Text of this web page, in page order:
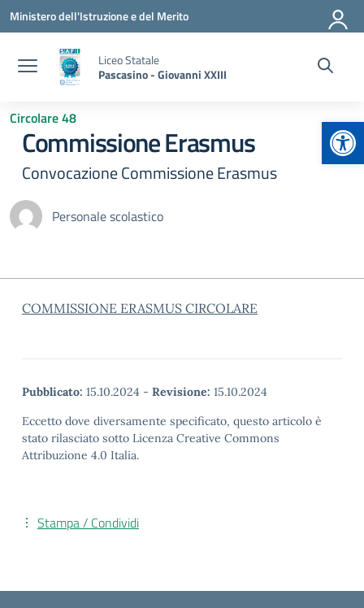
Vai ai contenuti
Vai al menu di navigazione
Vai al footer
Ministero dell'Istruzione e del Merito
Liceo Statale
Pascasino - Giovanni XXIII
Circolare 48
Commissione Erasmus
Convocazione Commissione Erasmus
Personale scolastico
COMMISSIONE ERASMUS CIRCOLARE
Pubblicato: 15.10.2024 - Revisione: 15.10.2024
Eccetto dove diversamente specificato, questo articolo è
stato rilasciato sotto Licenza Creative Commons
Attribuzione 4.0 Italia.
Stampa / Condividi